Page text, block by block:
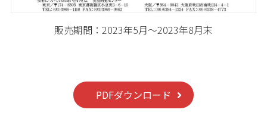
販売期間：2023年5月～2023年8月末
PDFダウンロード